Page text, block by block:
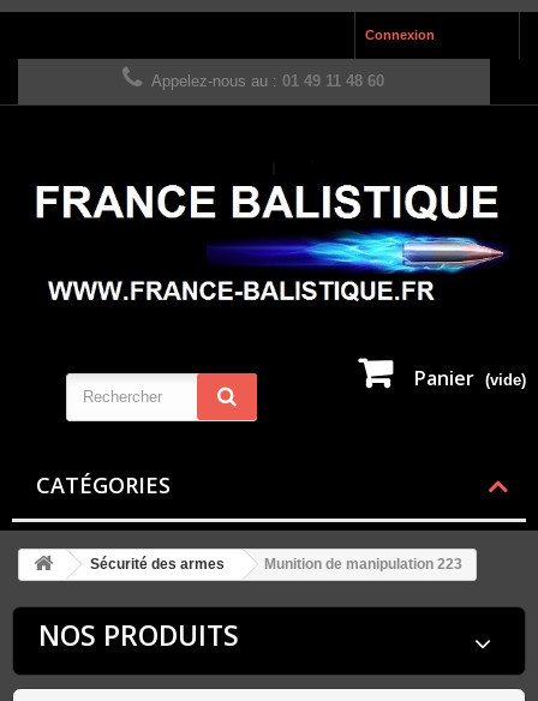
Connexion
Appelez-nous au : 01 49 11 48 60
Panier (vide)
CATÉGORIES
Sécurité des armes Munition de manipulation 223
NOS PRODUITS